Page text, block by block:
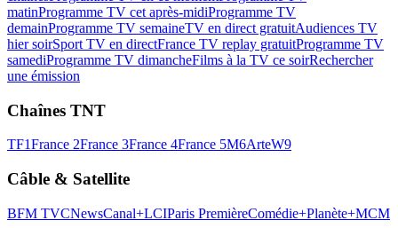
matinProgramme TV cet après-midiProgramme TV
demainProgramme TV semaineTV en direct gratuitAudiences TV
hier soirSport TV en directFrance TV replay gratuitProgramme TV
samediProgramme TV dimancheFilms à la TV ce soirRechercher
une émission
Chaînes TNT
TF1France 2France 3France 4France 5M6ArteW9
Câble & Satellite
BFM TVCNewsCanal+LCIParis PremièreComédie+Planète+MCM